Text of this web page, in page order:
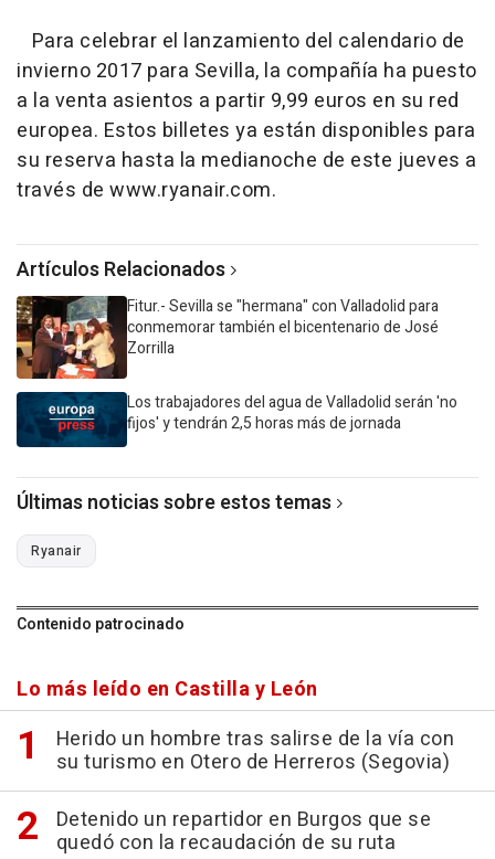
Para celebrar el lanzamiento del calendario de
invierno 2017 para Sevilla, la compañía ha puesto
a la venta asientos a partir 9,99 euros en su red
europea. Estos billetes ya están disponibles para
su reserva hasta la medianoche de este jueves a
través de www.ryanair.com.
Artículos Relacionados
Fitur.- Sevilla se "hermana" con Valladolid para
conmemorar también el bicentenario de José
Zorrilla
Los trabajadores del agua de Valladolid serán 'no
fijos' y tendrán 2,5 horas más de jornada
Últimas noticias sobre estos temas
Ryanair
Contenido patrocinado
Lo más leído en Castilla y León
Herido un hombre tras salirse de la vía con
su turismo en Otero de Herreros (Segovia)
Detenido un repartidor en Burgos que se
quedó con la recaudación de su ruta